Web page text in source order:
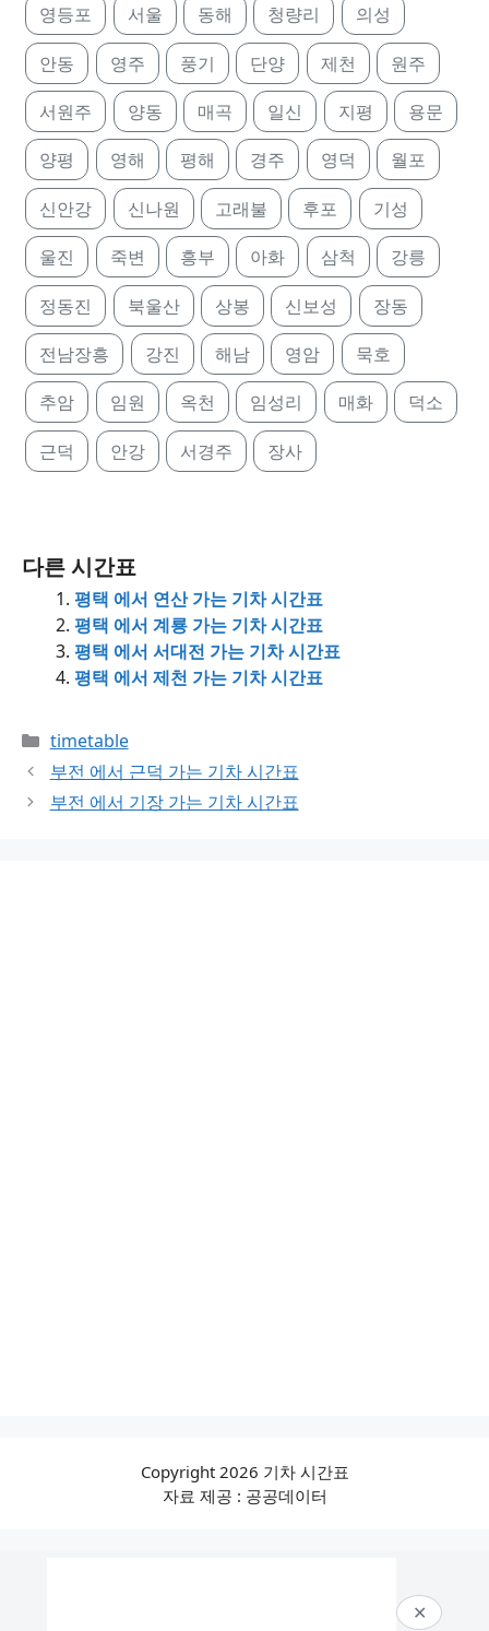
영등포 서울 동해 청량리 의성
안동 영주 풍기 단양 제천 원주
서원주 양동 매곡 일신 지평 용문
양평 영해 평해 경주 영덕 월포
신안강 신나원 고래불 후포 기성
울진 죽변 흥부 아화 삼척 강릉
정동진 북울산 상봉 신보성 장동
전남장흥 강진 해남 영암 묵호
추암 임원 옥천 임성리 매화 덕소
근덕 안강 서경주 장사
다른 시간표
평택 에서 연산 가는 기차 시간표
평택 에서 계룡 가는 기차 시간표
평택 에서 서대전 가는 기차 시간표
평택 에서 제천 가는 기차 시간표
Categories
timetable
부전 에서 근덕 가는 기차 시간표
부전 에서 기장 가는 기차 시간표
Copyright 2026 기차 시간표
자료 제공 : 공공데이터
✕